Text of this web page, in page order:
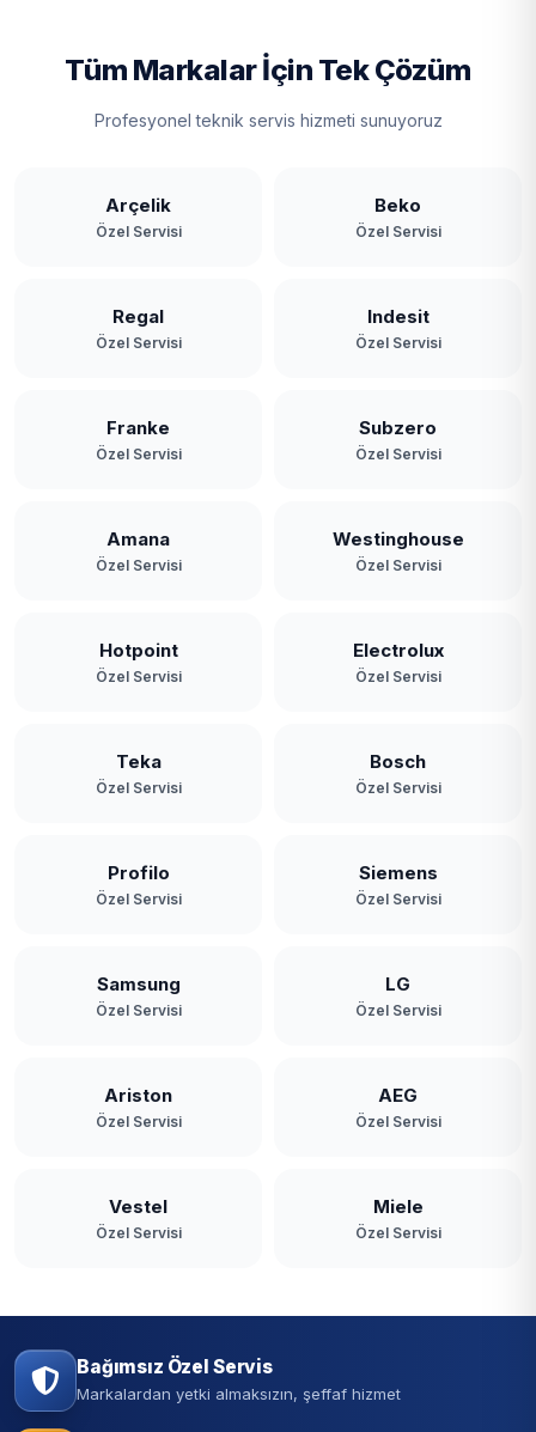
Tüm Markalar İçin Tek Çözüm
Profesyonel teknik servis hizmeti sunuyoruz
Arçelik
Özel Servisi
Beko
Özel Servisi
Regal
Özel Servisi
Indesit
Özel Servisi
Franke
Özel Servisi
Subzero
Özel Servisi
Amana
Özel Servisi
Westinghouse
Özel Servisi
Hotpoint
Özel Servisi
Electrolux
Özel Servisi
Teka
Özel Servisi
Bosch
Özel Servisi
Profilo
Özel Servisi
Siemens
Özel Servisi
Samsung
Özel Servisi
LG
Özel Servisi
Ariston
Özel Servisi
AEG
Özel Servisi
Vestel
Özel Servisi
Miele
Özel Servisi
Bağımsız Özel Servis
Markalardan yetki almaksızın, şeffaf hizmet